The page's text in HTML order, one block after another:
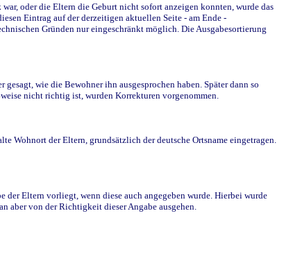
oder die Eltern die Geburt nicht sofort anzeigen konnten, wurde das
Eintrag auf der derzeitigen aktuellen Seite - am Ende -
Gründen nur eingeschränkt möglich. Die Ausgabesortierung
wie die Bewohner ihn ausgesprochen haben. Später dann so
nicht richtig ist, wurden Korrekturen vorgenommen.
Wohnort der Eltern, grundsätzlich der deutsche Ortsname eingetragen.
der Eltern vorliegt, wenn diese auch angegeben wurde. Hierbei wurde
aber von der Richtigkeit dieser Angabe ausgehen.